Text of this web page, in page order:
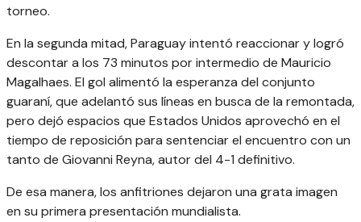
torneo.
En la segunda mitad, Paraguay intentó reaccionar y logró
descontar a los 73 minutos por intermedio de Mauricio
Magalhaes. El gol alimentó la esperanza del conjunto
guaraní, que adelantó sus líneas en busca de la remontada,
pero dejó espacios que Estados Unidos aprovechó en el
tiempo de reposición para sentenciar el encuentro con un
tanto de Giovanni Reyna, autor del 4-1 definitivo.
De esa manera, los anfitriones dejaron una grata imagen
en su primera presentación mundialista.